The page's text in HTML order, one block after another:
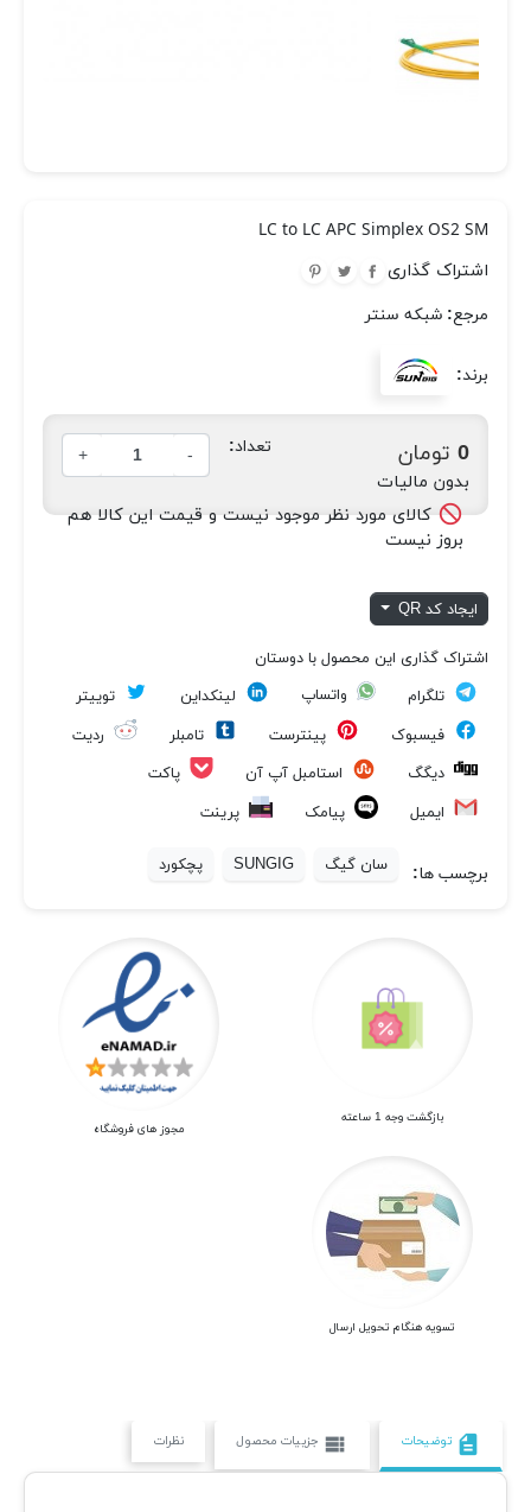
LC to LC APC Simplex OS2 SM
اشتراک گذاری
مرجع: شبکه سنتر
برند:
0 تومان
بدون مالیات
تعداد: -
+
کالای مورد نظر موجود نیست و قیمت این کالا هم
بروز نیست
ایجاد کد QR
اشتراک گذاری این محصول با دوستان
تلگرام
واتساپ لینکداین
توییتر
فیسبوک
پینترست تامبلر
ردیت
دیگگ
استامبل آپ آن
پاکت
ایمیل
پیامک پرینت
برچسب ها: سان گیگ SUNGIG پچکورد
بازگشت وجه 1 ساعته
مجوز های فروشگاه
تسویه هنگام تحویل ارسال
description توضیحات view_list جزییات محصول نظرات